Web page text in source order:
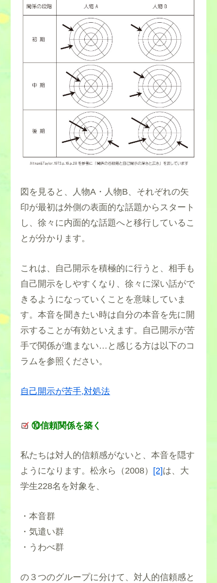
図を見ると、人物A・人物B、それぞれの矢
印が最初は外側の表面的な話題からスタート
し、徐々に内面的な話題へと移行しているこ
とが分かります。
これは、自己開示を積極的に行うと、相手も
自己開示をしやすくなり、徐々に深い話がで
きるようになっていくことを意味していま
す。本音を聞きたい時は自分の本音を先に開
示することが有効といえます。自己開示が苦
手で関係が進まない…と感じる方は以下のコ
ラムを参照ください。
自己開示が苦手,対処法
⑩信頼関係を築く
私たちは対人的信頼感がないと、本音を隠す
ようになります。松永ら（2008） [2]は、大
学生228名を対象を、
・本音群
・気遣い群
・うわべ群
の３つのグループに分けて、対人的信頼感と